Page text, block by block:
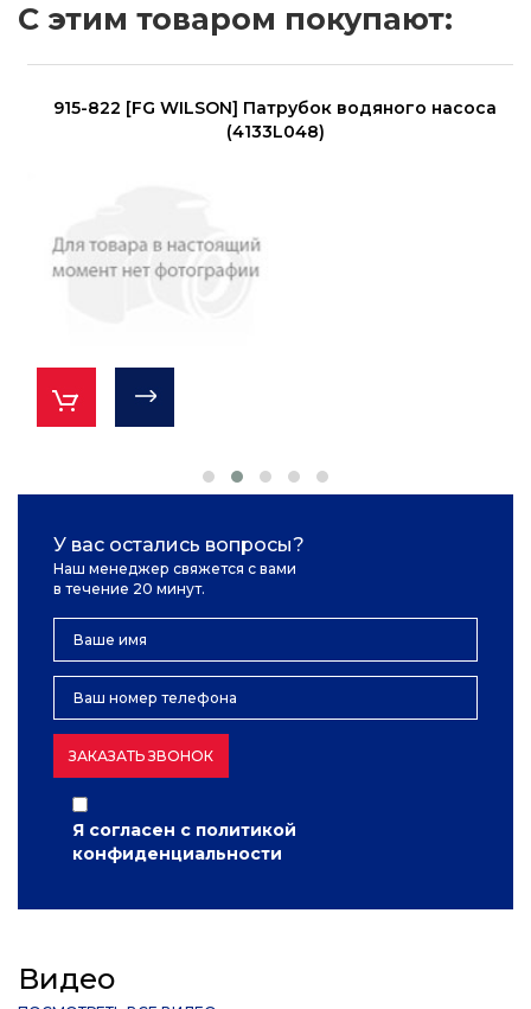
С этим товаром покупают:
915-822 [FG WILSON] Патрубок водяного насоса
(4133L048)
У вас остались вопросы?
Наш менеджер свяжется с вами
в течение 20 минут.
ЗАКАЗАТЬ ЗВОНОК
Я согласен с политикой
конфиденциальности
Видео